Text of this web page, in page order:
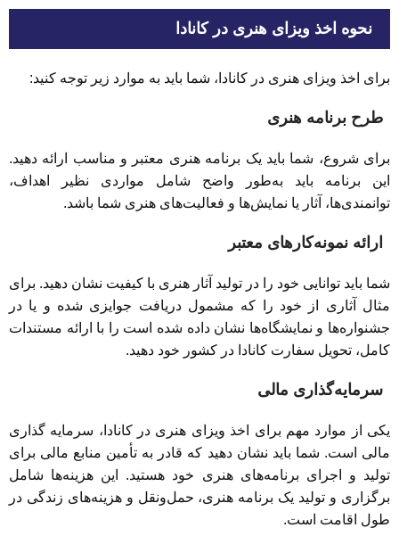
نحوه اخذ ویزای هنری در کانادا
برای اخذ ویزای هنری در کانادا، شما باید به موارد زیر توجه کنید:
طرح برنامه هنری
برای شروع، شما باید یک برنامه هنری معتبر و مناسب ارائه دهید.
این برنامه باید به‌طور واضح شامل مواردی نظیر اهداف،
توانمندی‌ها، آثار یا نمایش‌ها و فعالیت‌های هنری شما باشد.
ارائه نمونه‌کارهای معتبر
شما باید توانایی خود را در تولید آثار هنری با کیفیت نشان دهید. برای
مثال آثاری از خود را که مشمول دریافت جوایزی شده و یا در
جشنواره‌ها و نمایشگاه‌ها نشان داده شده است را با ارائه مستندات
کامل، تحویل سفارت کانادا در کشور خود دهید.
سرمایه‌گذاری مالی
یکی از موارد مهم برای اخذ ویزای هنری در کانادا، سرمایه گذاری
مالی است. شما باید نشان دهید که قادر به تأمین منابع مالی برای
تولید و اجرای برنامه‌های هنری خود هستید. این هزینه‌ها شامل
برگزاری و تولید یک برنامه هنری، حمل‌و‌نقل و هزینه‌های زندگی در
طول اقامت است.